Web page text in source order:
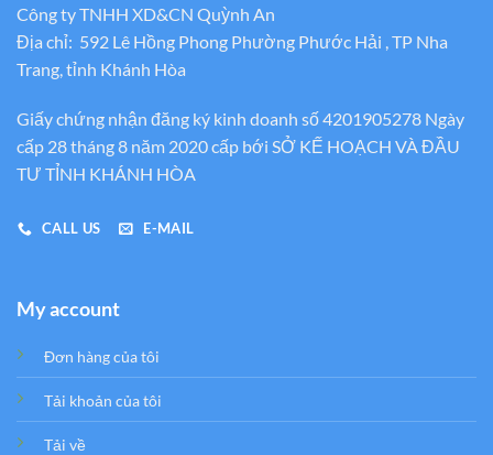
Công ty TNHH XD&CN Quỳnh An
Địa chỉ: 592 Lê Hồng Phong Phường Phước Hải , TP Nha
Trang, tỉnh Khánh Hòa
Giấy chứng nhận đăng ký kinh doanh số 4201905278 Ngày
cấp 28 tháng 8 năm 2020 cấp bới SỞ KẾ HOẠCH VÀ ĐẦU
TƯ TỈNH KHÁNH HÒA
CALL US E-MAIL
My account
Đơn hàng của tôi
Tải khoản của tôi
Tải về